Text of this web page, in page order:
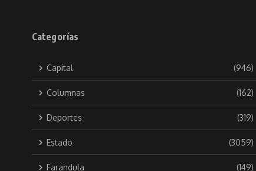
Categorías
Capital (946)
Columnas (162)
Deportes (319)
Estado (3059)
Farandula (149)